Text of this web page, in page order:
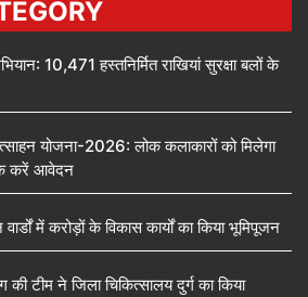
10,471 हस्तनिर्मित राखियां सुरक्षा बलों के
योजना-2026: लोक कलाकारों को मिलेगा
करें आवेदन
में करोड़ों के विकास कार्यों का किया भूमिपूजन
की टीम ने जिला चिकित्सालय दुर्ग का किया